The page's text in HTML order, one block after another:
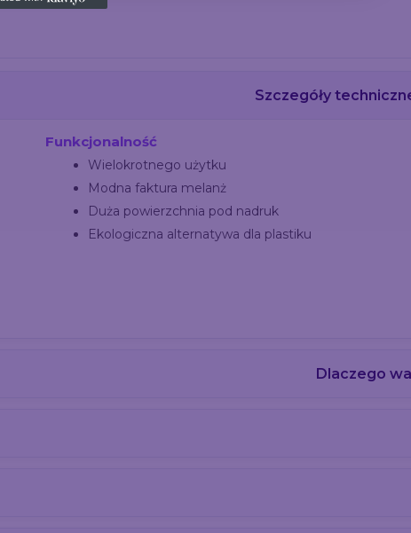
Szczegóły
Funkcjonalność
Wielokrotnego użytku
Modna faktura melanż
Duża powierzchnia pod nadruk
Ekologiczna alternatywa dla plastiku
Dlaczego